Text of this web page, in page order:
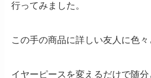
行ってみました。
この手の商品に詳しい友人に色々
イヤーピースを変えるだけで随